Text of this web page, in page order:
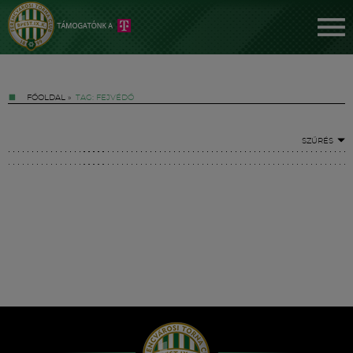
FŐOLDAL » TAG: FEJVÉDŐ
SZŰRÉS
Hírek